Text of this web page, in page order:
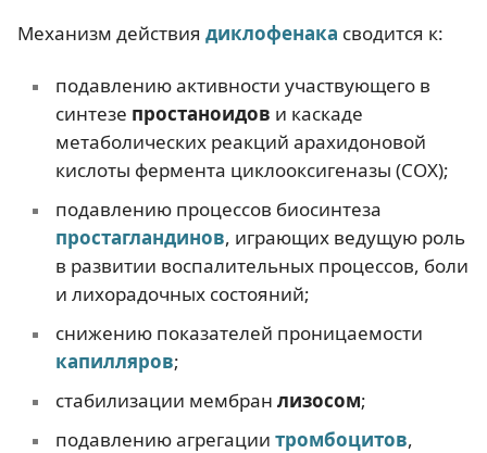
Механизм действия диклофенака сводится к:
подавлению активности участвующего в
синтезе простаноидов и каскаде
метаболических реакций арахидоновой
кислоты фермента циклооксигеназы (COX);
подавлению процессов биосинтеза
простагландинов, играющих ведущую роль
в развитии воспалительных процессов, боли
и лихорадочных состояний;
снижению показателей проницаемости
капилляров;
стабилизации мембран лизосом;
подавлению агрегации тромбоцитов,